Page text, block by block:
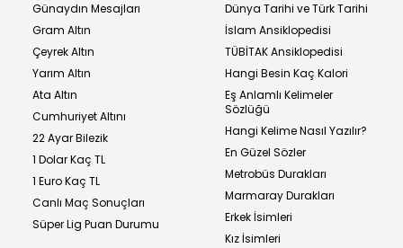
Günaydın Mesajları
Gram Altın
Çeyrek Altın
Yarım Altın
Ata Altın
Cumhuriyet Altını
22 Ayar Bilezik
1 Dolar Kaç TL
1 Euro Kaç TL
Canlı Maç Sonuçları
Süper Lig Puan Durumu
Dünya Tarihi ve Türk Tarihi
İslam Ansiklopedisi
TÜBİTAK Ansiklopedisi
Hangi Besin Kaç Kalori
Eş Anlamlı Kelimeler
Sözlüğü
Hangi Kelime Nasıl Yazılır?
En Güzel Sözler
Metrobüs Durakları
Marmaray Durakları
Erkek İsimleri
Kız İsimleri